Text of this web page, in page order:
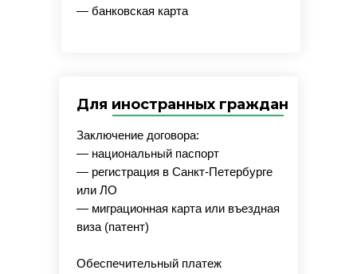
Для иностранных граждан
— банковская карта
Заключение договора:
— национальный паспорт
— регистрация в Санкт-Петербурге
или ЛО
— миграционная карта или въездная
виза (патент)
Обеспечительный платеж